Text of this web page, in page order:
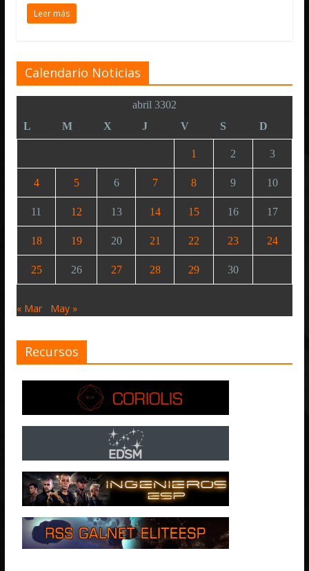
Leer más
Calendario Noticias
abril 3302
L
M X J V S D
1 2 3
4 5 6 7 8 9 10
11 12 13 14 15 16 17
18 19 20 21 22 23 24
25 26 27 28 29 30
« Mar May »
Recursos